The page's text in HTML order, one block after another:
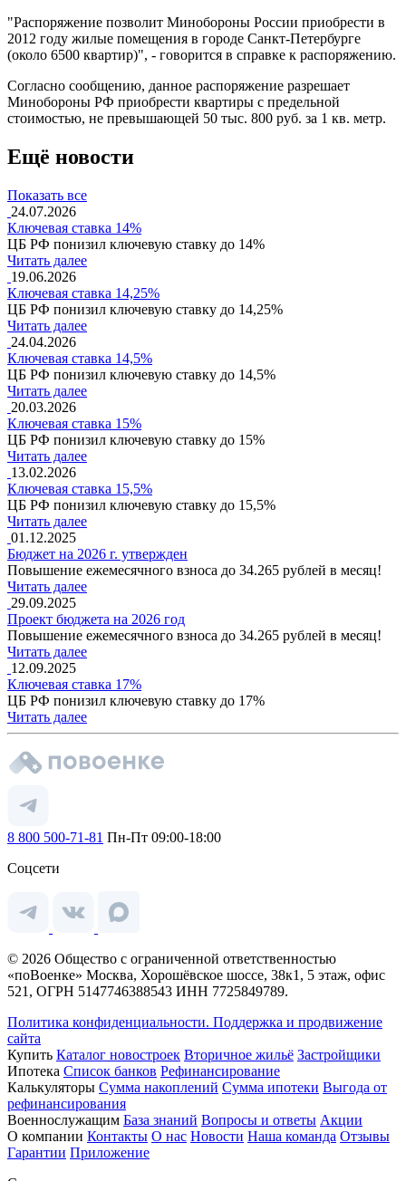
"Распоряжение позволит Минобороны России приобрести в
2012 году жилые помещения в городе Санкт-Петербурге
(около 6500 квартир)", - говорится в справке к распоряжению.
Согласно сообщению, данное распоряжение разрешает
Минобороны РФ приобрести квартиры с предельной
стоимостью, не превышающей 50 тыс. 800 руб. за 1 кв. метр.
Ещё новости
Показать все
24.07.2026
Ключевая ставка 14%
ЦБ РФ понизил ключевую ставку до 14%
Читать далее
19.06.2026
Ключевая ставка 14,25%
ЦБ РФ понизил ключевую ставку до 14,25%
Читать далее
24.04.2026
Ключевая ставка 14,5%
ЦБ РФ понизил ключевую ставку до 14,5%
Читать далее
20.03.2026
Ключевая ставка 15%
ЦБ РФ понизил ключевую ставку до 15%
Читать далее
13.02.2026
Ключевая ставка 15,5%
ЦБ РФ понизил ключевую ставку до 15,5%
Читать далее
01.12.2025
Бюджет на 2026 г. утвержден
Повышение ежемесячного взноса до 34.265 рублей в месяц!
Читать далее
29.09.2025
Проект бюджета на 2026 год
Повышение ежемесячного взноса до 34.265 рублей в месяц!
Читать далее
12.09.2025
Ключевая ставка 17%
ЦБ РФ понизил ключевую ставку до 17%
Читать далее
8 800 500-71-81 Пн-Пт 09:00-18:00
Соцсети
© 2026 Общество с ограниченной ответственностью
«поВоенке» Москва, Хорошёвское шоссе, 38к1, 5 этаж, офис
521, ОГРН 5147746388543 ИНН 7725849789.
Политика конфиденциальности. Поддержка и продвижение
сайта
Купить Каталог новостроек Вторичное жильё Застройщики
Ипотека Список банков Рефинансирование
Калькуляторы Сумма накоплений Сумма ипотеки Выгода от
рефинансирования
Военнослужащим База знаний Вопросы и ответы Акции
О компании Контакты О нас Новости Наша команда Отзывы
Гарантии Приложение